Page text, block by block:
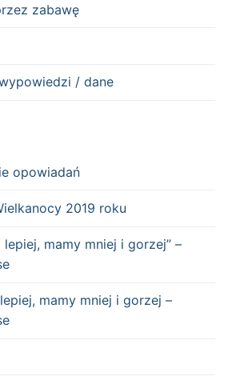
zabawę
/ dane
opowiadań
2019 roku
lepiej, mamy mniej i gorzej” –
mamy mniej i gorzej –